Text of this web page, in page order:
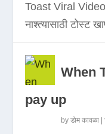
Toast Viral Video
नाश्त्यासाठी टोस्ट
When
pay up
byडोम कावळा |